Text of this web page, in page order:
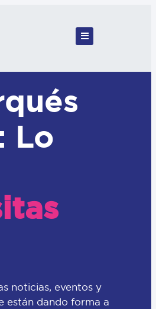
Lo
noticias, eventos y
están dando forma a